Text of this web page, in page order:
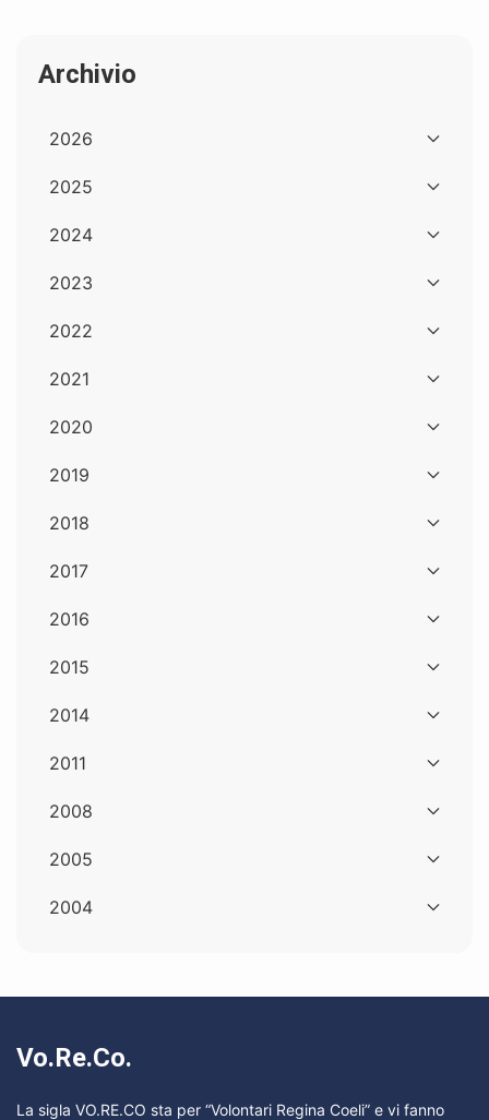
Archivio
2026
2025
2024
2023
2022
2021
2020
2019
2018
2017
2016
2015
2014
2011
2008
2005
2004
Vo.Re.Co.
La sigla VO.RE.CO sta per “Volontari Regina Coeli” e vi fanno